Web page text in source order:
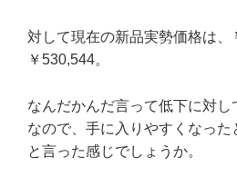
対して現在の新品実勢価格は、
￥530,544。
なんだかんだ言って低下に対
なので、手に入りやすくなった
と言った感じでしょうか。